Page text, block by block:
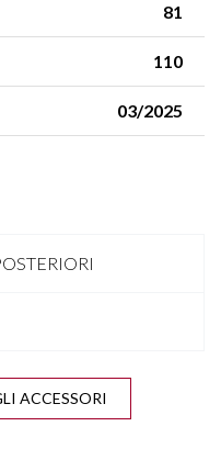
81
110
03/2025
GLI ACCESSORI